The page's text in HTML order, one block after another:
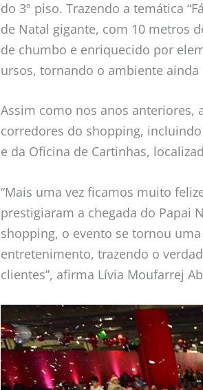
do 3º piso. Trazendo a temática
de Natal gigante, com 10 metros
de chumbo e enriquecido por
ursos, tornando o ambiente
Assim como nos anos anteriores,
corredores do shopping,
e da Oficina de Cartinhas,
“Mais uma vez ficamos muito
prestigiaram a chegada do Papai
shopping, o evento se tornou
entretenimento, trazendo o
clientes”, afirma Lívia Moufarrej